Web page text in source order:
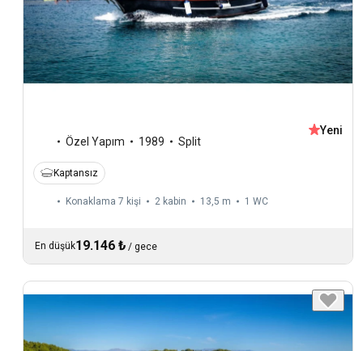
Özel Yapım 1989 Split
Yeni
Kaptansız
Konaklama 7 kişi 2 kabin 13,5 m 1 WC
En düşük19.146 ₺ / gece